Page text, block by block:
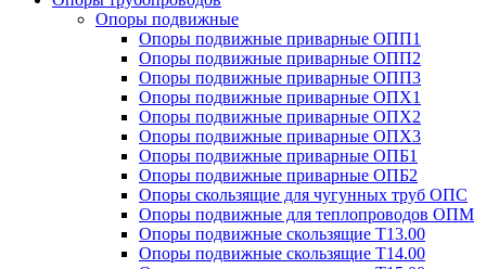
Опоры подвижные
Опоры подвижные приварные ОПП1
Опоры подвижные приварные ОПП2
Опоры подвижные приварные ОПП3
Опоры подвижные приварные ОПХ1
Опоры подвижные приварные ОПХ2
Опоры подвижные приварные ОПХ3
Опоры подвижные приварные ОПБ1
Опоры подвижные приварные ОПБ2
Опоры скользящие для чугунных труб ОПС
Опоры подвижные для теплопроводов ОПМ
Опоры подвижные скользящие Т13.00
Опоры подвижные скользящие Т14.00